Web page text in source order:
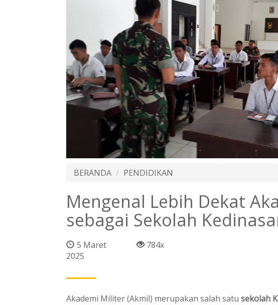
BERANDA PENDIDIKAN
Mengenal Lebih Dekat
sebagai Sekolah
5 Maret
2025
784x
Akademi Militer (Akmil) merupakan salah satu sekolah